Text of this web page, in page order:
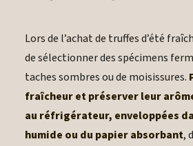
Lors de l’achat de truffes d’été
de sélectionner des spécimens
taches sombres ou de moisissures.
fraîcheur et préserver leur
au réfrigérateur, enveloppées
humide ou du papier absorbant,